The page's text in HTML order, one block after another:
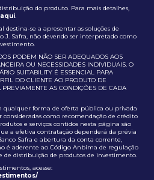
do produto. Para mais detalhes,
aqui.
se a apresentar as soluções de
J. Safra, não devendo ser interpretado como
PODEM NÃO SER ADEQUADOS AOS
OU NECESSIDADES INDIVIDUAIS. O
SUITABILITY É ESSENCIAL PARA
DO CLIENTE AO PRODUTO DE
AS CONDIÇÕES DE CADA
qualquer forma de oferta pública ou privada
consideradas como recomendação de crédito
e serviços contidos nesta página são
a efetiva contratação dependerá da prévia
Safra e abertura da conta corrente,
é aderente ao Código Anbima de regulação
de distribuição de produtos de investimento.
acesse: